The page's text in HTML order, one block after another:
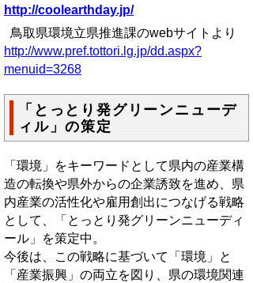
http://coolearthday.jp/
鳥取県環境立県推進課のwebサイトより
http://www.pref.tottori.lg.jp/dd.aspx?
menuid=3268
「とっとり発グリーンニューデ
ィル」の策定
「環境」をキーワードとして県内の産業構
造の転換や県外からの企業誘致を進め、県
内産業の活性化や雇用創出につなげる戦略
として、「とっとり発グリーンニューディ
ール」を策定中。
今後は、この戦略に基づいて「環境」と
「産業振興」の両立を図り、県の環境関連